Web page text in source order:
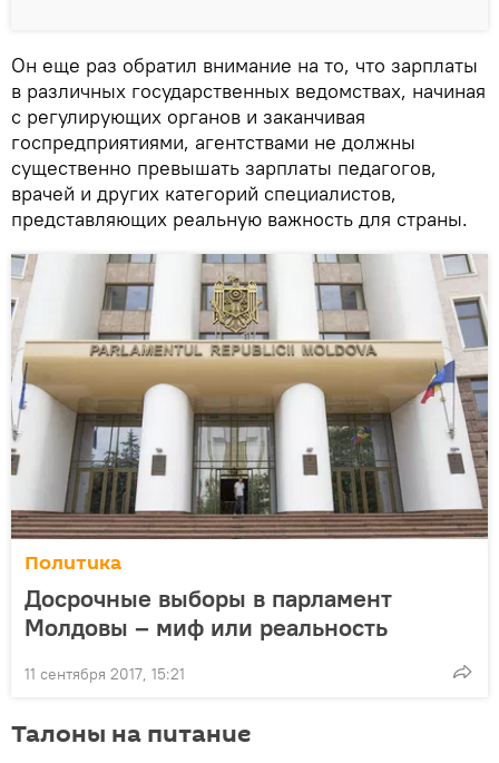
Он еще раз обратил внимание на то, что зарплаты
в различных государственных ведомствах, начиная
с регулирующих органов и заканчивая
госпредприятиями, агентствами не должны
существенно превышать зарплаты педагогов,
врачей и других категорий специалистов,
представляющих реальную важность для страны.
Политика
Досрочные выборы в парламент
Молдовы – миф или реальность
11 сентября 2017, 15:21
Талоны на питание